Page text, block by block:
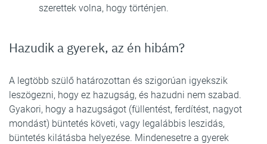
szerettek volna, hogy történjen.
Hazudik a gyerek, az én hibám?
A legtöbb szülő határozottan és szigorúan igyekszik
leszögezni, hogy ez hazugság, és hazudni nem szabad.
Gyakori, hogy a hazugságot (füllentést, ferdítést, nagyot
mondást) büntetés követi, vagy legalábbis leszidás,
büntetés kilátásba helyezése. Mindenesetre a gyerek